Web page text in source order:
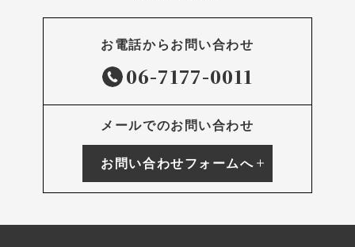
お電話からお問い合わせ
06-7177-0011
メールでのお問い合わせ
お問い合わせフォームへ